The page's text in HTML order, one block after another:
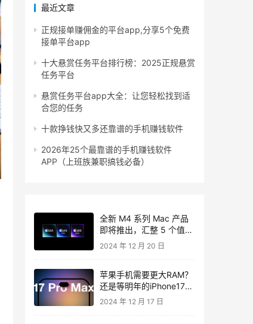
最近文章
正规接单赚佣金的平台app,分享5个免费
接单平台app
十大悬赏任务平台排行榜：2025正规悬赏
任务平台
悬赏任务平台app大全：让您轻松找到适
合您的任务
十款挣钱快又多还靠谱的手机赚钱软件
2026年25个最靠谱的手机赚钱软件
APP（上班族兼职搞钱必备）
全新 M4 系列 Mac 产品
即将推出，汇整 5 个值得
期待的更新亮点
2024 年 12 月 20 日
苹果手机需要更大RAM？
还是等明年的iPhone17手
机吧！
2024 年 12 月 17 日